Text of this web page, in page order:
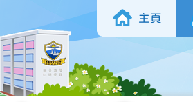
主頁